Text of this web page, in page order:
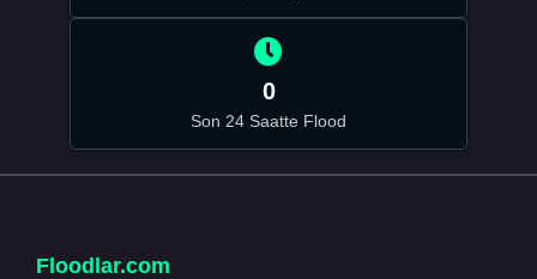
0
Son 24 Saatte Flood
Floodlar.com